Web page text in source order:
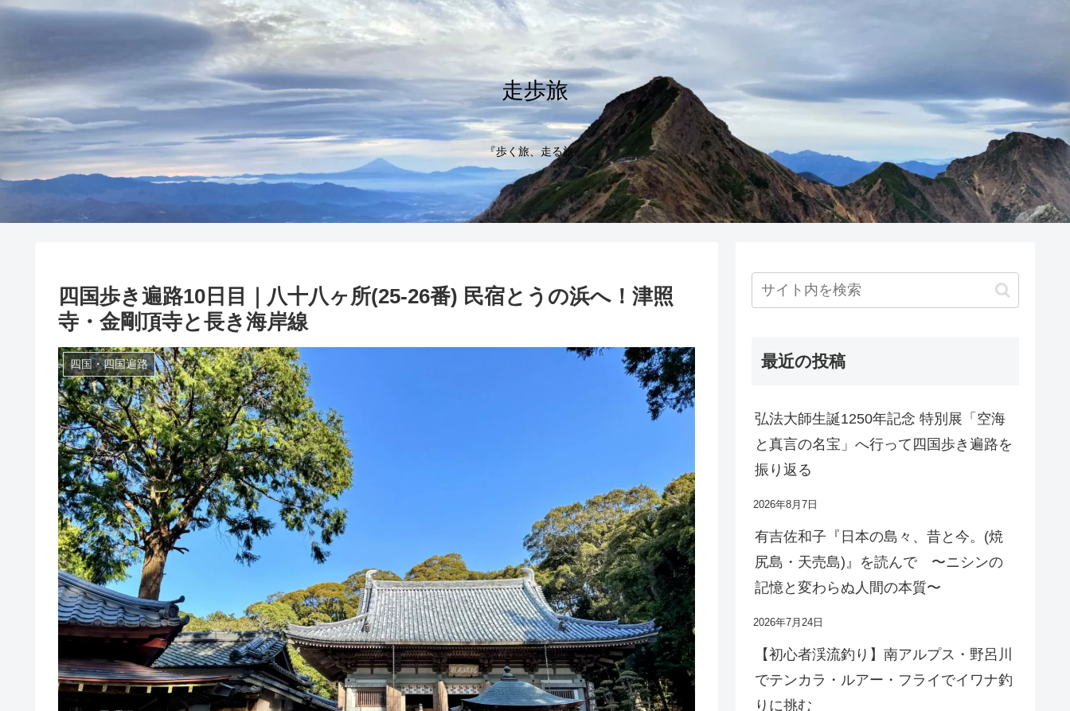
走歩旅
『歩く旅、走る旅』
四国歩き遍路10日目｜八十八ヶ所(25-26番) 民宿とうの浜へ！津照
寺・金剛頂寺と長き海岸線
四国・四国遍路 最近の投稿
弘法大師生誕1250年記念 特別展「空海
と真言の名宝」へ行って四国歩き遍路を
振り返る
2026年8月7日
有吉佐和子『日本の島々、昔と今。(焼
尻島・天売島)』を読んで 〜ニシンの
記憶と変わらぬ人間の本質〜
2026年7月24日
【初心者渓流釣り】南アルプス・野呂川
でテンカラ・ルアー・フライでイワナ釣
りに挑む